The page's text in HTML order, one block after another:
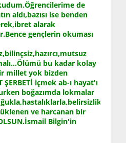
de
aldı,bazısı ise benden
alarak
gençlerin okuması
bu kadar kolay
millet yok bizden
ŞERBETİ içmek ab-ı hayat'ı
boğazımda lokmalar
ve harcanan bir
Bilgin'in